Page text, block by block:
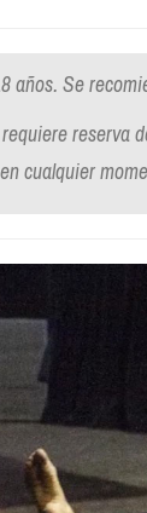
años. Se
reserva
cualquier